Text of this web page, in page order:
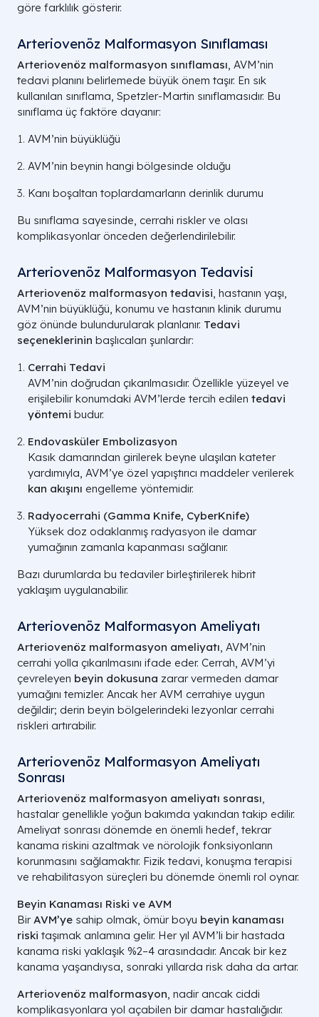
göre farklılık gösterir.
Arteriovenöz Malformasyon Sınıflaması
Arteriovenöz malformasyon sınıflaması, AVM’nin
tedavi planını belirlemede büyük önem taşır. En sık
kullanılan sınıflama, Spetzler-Martin sınıflamasıdır. Bu
sınıflama üç faktöre dayanır:
AVM’nin büyüklüğü
AVM’nin beynin hangi bölgesinde olduğu
Kanı boşaltan toplardamarların derinlik durumu
Bu sınıflama sayesinde, cerrahi riskler ve olası
komplikasyonlar önceden değerlendirilebilir.
Arteriovenöz Malformasyon Tedavisi
Arteriovenöz malformasyon tedavisi, hastanın yaşı,
AVM’nin büyüklüğü, konumu ve hastanın klinik durumu
göz önünde bulundurularak planlanır. Tedavi
seçeneklerinin başlıcaları şunlardır:
Cerrahi Tedavi
AVM’nin doğrudan çıkarılmasıdır. Özellikle yüzeyel ve
erişilebilir konumdaki AVM’lerde tercih edilen tedavi
yöntemi budur.
Endovasküler Embolizasyon
Kasık damarından girilerek beyne ulaşılan kateter
yardımıyla, AVM’ye özel yapıştırıcı maddeler verilerek
kan akışını engelleme yöntemidir.
Radyocerrahi (Gamma Knife, CyberKnife)
Yüksek doz odaklanmış radyasyon ile damar
yumağının zamanla kapanması sağlanır.
Bazı durumlarda bu tedaviler birleştirilerek hibrit
yaklaşım uygulanabilir.
Arteriovenöz Malformasyon Ameliyatı
Arteriovenöz malformasyon ameliyatı, AVM’nin
cerrahi yolla çıkarılmasını ifade eder. Cerrah, AVM’yi
çevreleyen beyin dokusuna zarar vermeden damar
yumağını temizler. Ancak her AVM cerrahiye uygun
değildir; derin beyin bölgelerindeki lezyonlar cerrahi
riskleri artırabilir.
Arteriovenöz Malformasyon Ameliyatı
Sonrası
Arteriovenöz malformasyon ameliyatı sonrası,
hastalar genellikle yoğun bakımda yakından takip edilir.
Ameliyat sonrası dönemde en önemli hedef, tekrar
kanama riskini azaltmak ve nörolojik fonksiyonların
korunmasını sağlamaktır. Fizik tedavi, konuşma terapisi
ve rehabilitasyon süreçleri bu dönemde önemli rol oynar.
Beyin Kanaması Riski ve AVM
BirAVM’ye sahip olmak, ömür boyu beyin kanaması
riski taşımak anlamına gelir. Her yıl AVM’li bir hastada
kanama riski yaklaşık %2–4 arasındadır. Ancak bir kez
kanama yaşandıysa, sonraki yıllarda risk daha da artar.
Arteriovenöz malformasyon, nadir ancak ciddi
komplikasyonlara yol açabilen bir damar hastalığıdır.